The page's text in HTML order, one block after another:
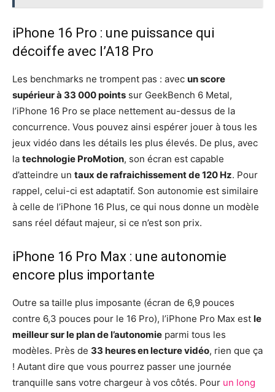
iPhone 16 Pro : une puissance qui
décoiffe avec l’A18 Pro
Les benchmarks ne trompent pas : avec un score
supérieur à 33 000 points sur GeekBench 6 Metal,
l’iPhone 16 Pro se place nettement au-dessus de la
concurrence. Vous pouvez ainsi espérer jouer à tous les
jeux vidéo dans les détails les plus élevés. De plus, avec
la technologie ProMotion, son écran est capable
d’atteindre un taux de rafraichissement de 120 Hz. Pour
rappel, celui-ci est adaptatif. Son autonomie est similaire
à celle de l’iPhone 16 Plus, ce qui nous donne un modèle
sans réel défaut majeur, si ce n’est son prix.
iPhone 16 Pro Max : une autonomie
encore plus importante
Outre sa taille plus imposante (écran de 6,9 pouces
contre 6,3 pouces pour le 16 Pro), l’iPhone Pro Max est le
meilleur sur le plan de l’autonomie parmi tous les
modèles. Près de 33 heures en lecture vidéo, rien que ça
! Autant dire que vous pourrez passer une journée
tranquille sans votre chargeur à vos côtés. Pour un long